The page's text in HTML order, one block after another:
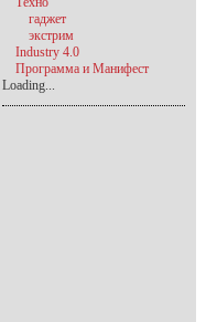
гаджет
экстрим
Industry 4.0
Программа и Манифест
Loading...